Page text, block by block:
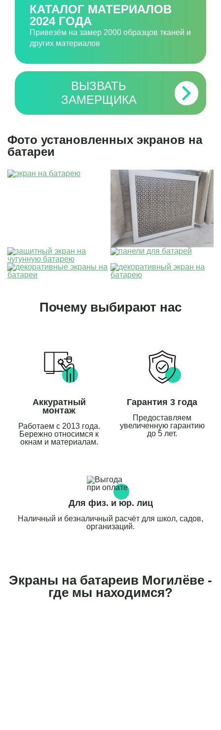
КАТАЛОГ МАТЕРИАЛОВ
2024 ГОДА
Привезём на замер 2000 образцов тканей и
других материалов
ВЫЗВАТЬ
ЗАМЕРЩИКА
Фото установленных экранов на
батареи
Почему выбирают нас
Аккуратный
монтаж
Работаем с 2013 года.
Бережно относимся к
окнам и материалам.
Гарантия 3 года
Предоставляем
увеличенную гарантию
до 5 лет.
Для физ. и юр. лиц
Наличный и безналичный расчёт для школ, садов,
организаций.
Экраны на батареив Могилёве -
где мы находимся?